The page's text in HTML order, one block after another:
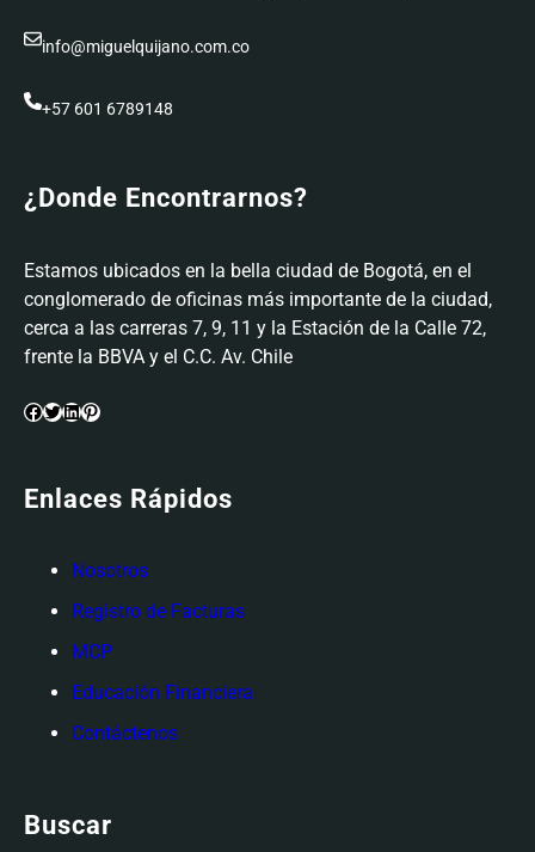
info@miguelquijano.com.co
+57 601 6789148
¿Donde Encontrarnos?
Estamos ubicados en la bella ciudad de Bogotá, en el
conglomerado de oficinas más importante de la ciudad,
cerca a las carreras 7, 9, 11 y la Estación de la Calle 72,
frente la BBVA y el C.C. Av. Chile
Facebook Twitter LinkedIn Pinterest
Enlaces Rápidos
Nosotros
Registro de Facturas
MCP
Educación Financiera
Contáctenos
Buscar